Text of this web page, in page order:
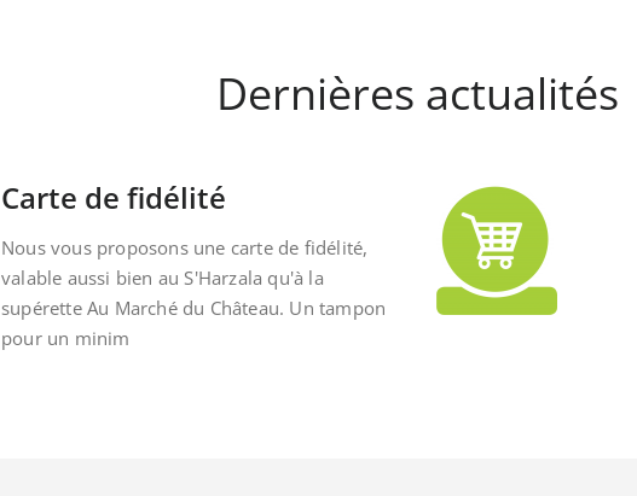
Dernières actualités
Carte de fidélité
Nous vous proposons une carte de fidélité,
valable aussi bien au S'Harzala qu'à la
supérette Au Marché du Château. Un tampon
pour un minim